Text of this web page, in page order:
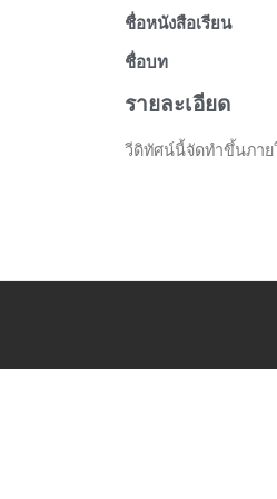
ชื่อหนังสือเรียน
ชื่อบท
รายละเอียด
วีดิทัศน์นี้จัดทำขึ้นภาย